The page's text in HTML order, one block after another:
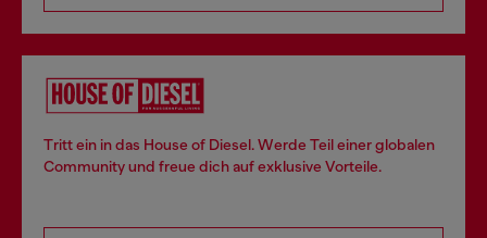
Tritt ein in das House of Diesel. Werde Teil einer globalen
Community und freue dich auf exklusive Vorteile.